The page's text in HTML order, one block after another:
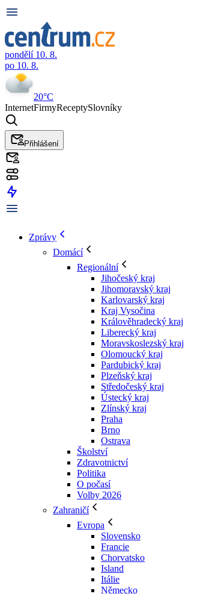
pondělí 10. 8.
po 10. 8.
20°C
InternetFirmyReceptySlovníky
Přihlášení
Zprávy
Domácí
Regionální
Jihočeský kraj
Jihomoravský kraj
Karlovarský kraj
Kraj Vysočina
Králověhradecký kraj
Liberecký kraj
Moravskoslezský kraj
Olomoucký kraj
Pardubický kraj
Plzeňský kraj
Středočeský kraj
Ústecký kraj
Zlínský kraj
Praha
Brno
Ostrava
Školství
Zdravotnictví
Politika
O počasí
Volby 2026
Zahraničí
Evropa
Slovensko
Francie
Chorvatsko
Island
Itálie
Německo